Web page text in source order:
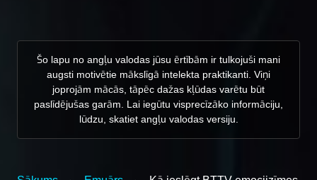
Šo lapu no angļu valodas jūsu ērtībām ir tulkojuši mani
augsti motivētie mākslīgā intelekta praktikanti. Viņi
joprojām mācās, tāpēc dažas kļūdas varētu būt
paslīdējušas garām. Lai iegūtu visprecīzāko informāciju,
lūdzu, skatiet angļu valodas versiju.